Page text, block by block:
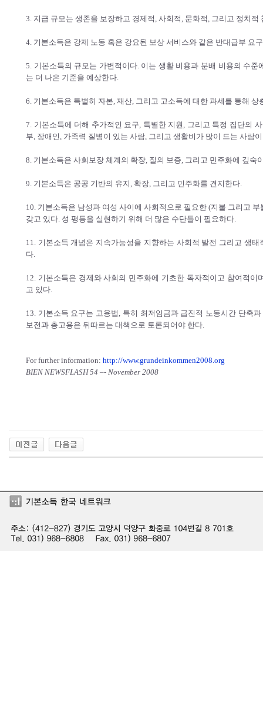
3. 지급 규모는 생존을 보장하고 경제적, 사회적, 문화적, 그리고 정치
4. 기본소득은 강제 노동 혹은 강요된 보상 서비스와 같은 반대급부 요
5. 기본소득의 규모는 가변적이다. 이는 생활 비용과 분배 비용의 수
는 더 나은 기준을 예상한다.
6. 기본소득은 특별히 자본, 재산, 그리고 고소득에 대한 과세를 통해
7. 기본소득에 더해 추가적인 요구, 특별한 지원, 그리고 특정 집단의
부, 장애인, 가족력 질병이 있는 사람, 그리고 생활비가 많이 드는 사람
8. 기본소득은 사회보장 체계의 확장, 질의 보증, 그리고 민주화에 깊숙
9. 기본소득은 공공 기반의 유지, 확장, 그리고 민주화를 견지한다.
10. 기본소득은 남성과 여성 사이에 사회적으로 필요한 (지불 그리고
갖고 있다. 성 평등을 실현하기 위해 더 많은 수단들이 필요하다.
11. 기본소득 개념은 지속가능성을 지향하는 사회적 발전 그리고 생
다.
12. 기본소득은 경제와 사회의 민주화에 기초한 독자적이고 참여적
고 있다.
13. 기본소득 요구는 고용법, 특히 최저임금과 급진적 노동시간 단축
보전과 총고용은 뒤따르는 대책으로 토론되어야 한다.
For further information: http://www.grundeinkommen2008.org
BIEN NEWSFLASH 54 –- November 2008